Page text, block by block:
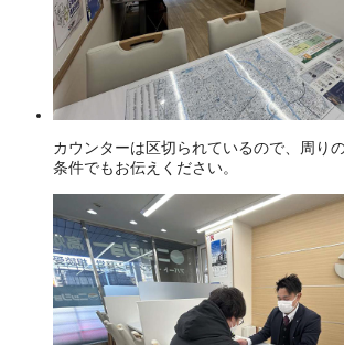
カウンターは区切られているので、周り
条件でもお伝えください。